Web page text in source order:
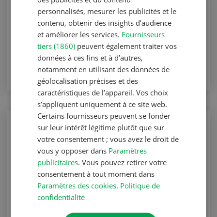
Technique agricole
Un télescopique hybride pour l’agriculture
Technique agricole
VERS L'ARTICLE
Technique agricole
« Le Weidemann est petit, costaud et
maniable »
Technique agricole
personnalisés, mesurer les publicités et le
contenu, obtenir des insights d’audience
et améliorer les services. Fournisseurs
tiers (1860) peuvent également traiter vos
données à ces fins et à d’autres,
notamment en utilisant des données de
géolocalisation précises et des
caractéristiques de l’appareil. Vos choix
s’appliquent uniquement à ce site web.
Certains fournisseurs peuvent se fonder
sur leur intérêt légitime plutôt que sur
votre consentement ; vous avez le droit de
vous y opposer dans Paramètres
publicitaires. Vous pouvez retirer votre
consentement à tout moment dans
Paramètres des cookies. Politique de
confidentialité